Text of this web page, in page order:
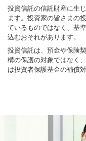
投資信託の信託財産に生
ます。投資家の皆さまの
ているものではなく、基
込むおそれがあります。
投資信託は、預金や保険
構の保護の対象ではなく
は投資者保護基金の補償